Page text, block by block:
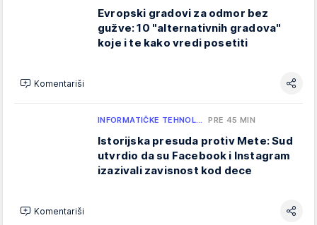
Evropski gradovi za odmor bez
gužve: 10 "alternativnih gradova"
koje i te kako vredi posetiti
Komentariši
INFORMATIČKE TEHNOL… PRE 45 MIN
Istorijska presuda protiv Mete: Sud
utvrdio da su Facebook i Instagram
izazivali zavisnost kod dece
Komentariši